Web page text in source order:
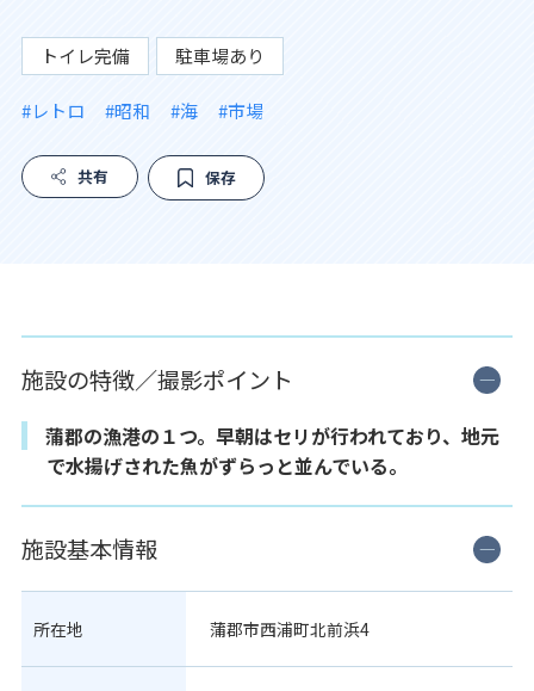
トイレ完備 駐車場あり
#レトロ #昭和 #海 #市場
共有 保存
施設の特徴／撮影ポイント
蒲郡の漁港の１つ。早朝はセリが行われており、地元
で水揚げされた魚がずらっと並んでいる。
施設基本情報
所在地 蒲郡市西浦町北前浜4